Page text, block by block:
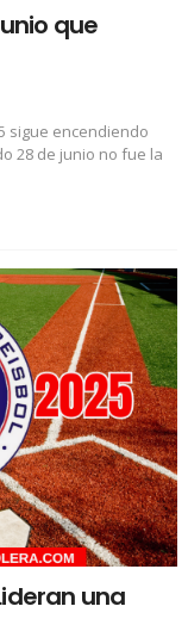
que
sigue encendiendo
28 de junio no fue la
una